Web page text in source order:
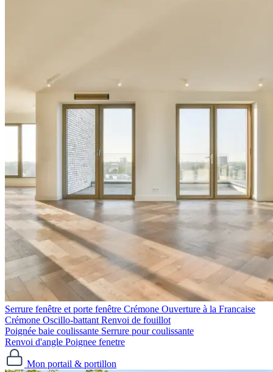
Serrure fenêtre et porte fenêtre Crémone Ouverture à la Francaise
Crémone Oscillo-battant Renvoi de fouillot
Poignée baie coulissante Serrure pour coulissante
Renvoi d'angle Poignee fenetre
Mon portail & portillon